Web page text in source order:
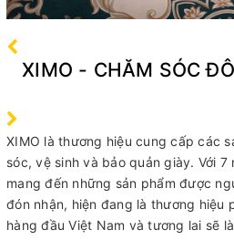
XIMO - CHĂM SÓC
XIMO là thương hiệu cung cấp các
sóc, vệ sinh và bảo quản giày. Với 7
mang đến những sản phẩm được
đón nhận, hiện đang là thương hiệu
hàng đầu Việt Nam và tương lai sẽ